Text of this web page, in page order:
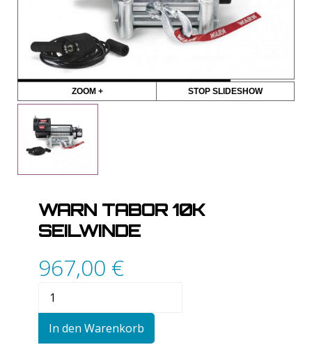
ZOOM + STOP SLIDESHOW
WARN TABOR 10K
SEILWINDE
967,00 €
Tabor
Seilwinde
In den Warenkorb